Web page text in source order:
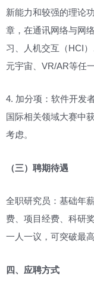
新能力和较强的理论
章，在通讯网络与网
习、人机交互（HCI
元宇宙、VR/AR等任
4. 加分项：软件开发
国际相关领域大赛中
考虑。
（三）聘期待遇
全职研究员：基础年
费、项目经费、科研
一人一议，可突破最高
四、应聘方式